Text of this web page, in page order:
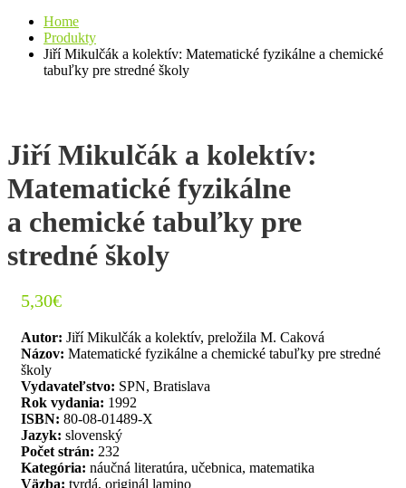
Home
Produkty
Jiří Mikulčák a kolektív: Matematické fyzikálne a chemické
tabuľky pre stredné školy
Jiří Mikulčák a kolektív:
Matematické fyzikálne
a chemické tabuľky pre
stredné školy
5,30€
Autor: Jiří Mikulčák a kolektív, preložila M. Caková
Názov: Matematické fyzikálne a chemické tabuľky pre stredné
školy
Vydavateľstvo: SPN, Bratislava
Rok vydania: 1992
ISBN: 80-08-01489-X
Jazyk: slovenský
Počet strán: 232
Kategória: náučná literatúra, učebnica, matematika
Väzba: tvrdá, originál lamino